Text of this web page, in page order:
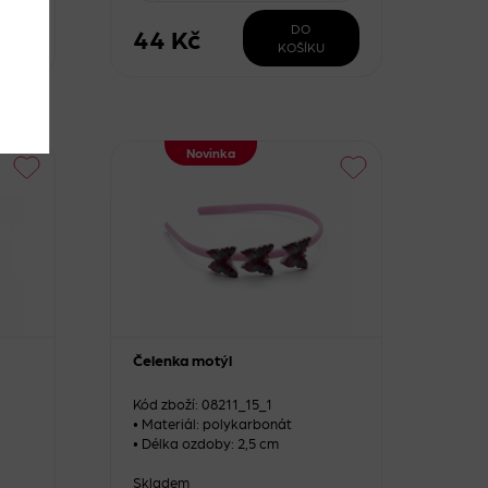
44 Kč
DO
KOŠÍKU
Novinka
Čelenka motýl
Kód zboží: 08211_15_1
• Materiál: polykarbonát
• Délka ozdoby: 2,5 cm
Skladem